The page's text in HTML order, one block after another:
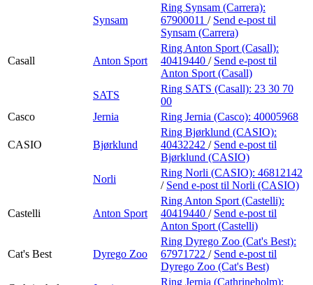
Synsam
Ring Synsam (Carrera):
67900011 / Send e-post til
Synsam (Carrera)
Casall Anton Sport
Ring Anton Sport (Casall):
40419440 / Send e-post til
Anton Sport (Casall)
SATS
Ring SATS (Casall): 23 30 70
00
Casco
Jernia Ring Jernia (Casco): 40005968
CASIO Bjørklund
Ring Bjørklund (CASIO):
40432242 / Send e-post til
Bjørklund (CASIO)
Norli
Ring Norli (CASIO): 46812142
/ Send e-post til Norli (CASIO)
Castelli Anton Sport
Ring Anton Sport (Castelli):
40419440 / Send e-post til
Anton Sport (Castelli)
Cat's Best Dyrego Zoo
Ring Dyrego Zoo (Cat's Best):
67971722 / Send e-post til
Dyrego Zoo (Cat's Best)
Ring Jernia (Cathrineholm):